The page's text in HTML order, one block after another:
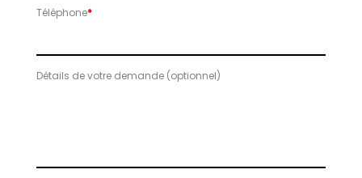
Téléphone*
Détails de votre demande (optionnel)